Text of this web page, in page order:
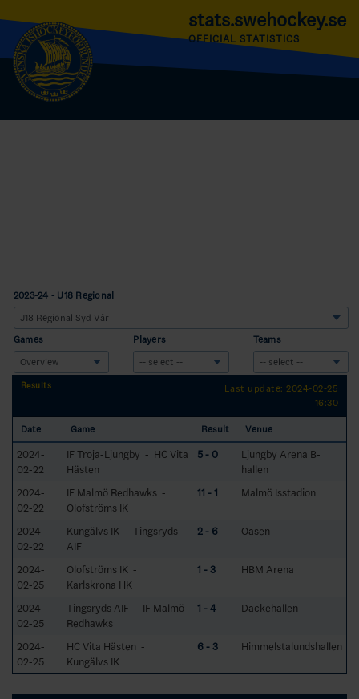
stats.swehockey.se
OFFICIAL STATISTICS
2023-24 - U18 Regional
Games Players Teams
Results
Last update: 2024-02-25
16:30
Date Game Result Venue
2024-
02-22
IF Troja-Ljungby - HC Vita
Hästen
5 - 0
Ljungby Arena B-
hallen
2024-
02-22
IF Malmö Redhawks -
Olofströms IK
11 - 1 Malmö Isstadion
2024-
02-22
Kungälvs IK - Tingsryds
AIF
2 - 6 Oasen
2024-
02-25
Olofströms IK -
Karlskrona HK
1 - 3 HBM Arena
2024-
02-25
Tingsryds AIF - IF Malmö
Redhawks
1 - 4 Dackehallen
2024-
02-25
HC Vita Hästen -
Kungälvs IK
6 - 3 Himmelstalundshallen